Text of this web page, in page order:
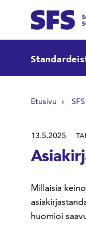
Etusivu
13.5.2025
Millaisia
huomioi